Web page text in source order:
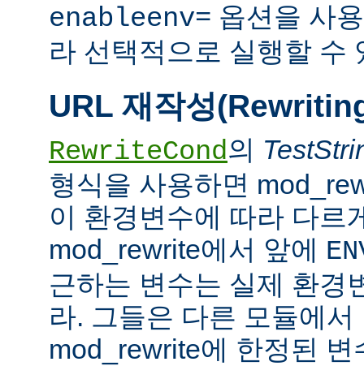
enableenv= 옵션을 사
라 선택적으로 실행할 수
URL 재작성
RewriteCond의
형식을 사용하면
이 환경변수에 따라 다르
mod_rewrite에서 앞에
근하는 변수는 실제 환경
라. 그들은 다른 모듈에
mod_rewrite에 한정된 변